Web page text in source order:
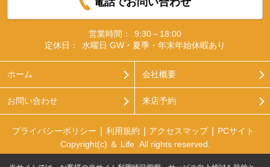
営業時間：
9:30～18:00
定休日：
水曜日 GW・夏季・年末年始休暇あり
ホーム 会社概要
お問い合わせ 来店予約
プライバシーポリシー 利用規約 アクセスマップ
PCサイト
Copyright(c) ＆ Life All rights reserved.